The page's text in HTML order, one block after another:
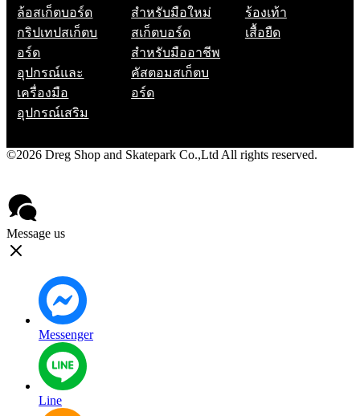
ล้อสเก็ตบอร์ด
กริปเทปสเก็ตบ
อร์ด
อุปกรณ์และ
เครื่องมือ
อุปกรณ์เสริม
สำหรับมือใหม่
สเก็ตบอร์ด
สำหรับมืออาชีพ
คัสตอมสเก็ตบ
อร์ด
ร้องเท้า
เสื้อยืด
©2026 Dreg Shop and Skatepark Co.,Ltd All rights reserved.
Message us
Messenger
Line